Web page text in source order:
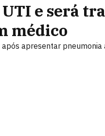
e será
médico
apresentar pneumonia